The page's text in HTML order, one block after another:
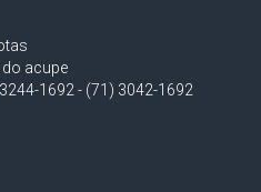
do acupe
1692- (71) 3042-1692